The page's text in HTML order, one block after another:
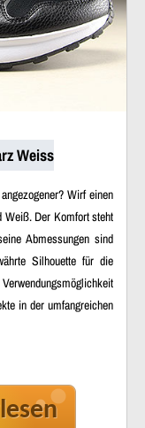
Weiss
Wirf einen
Der Komfort steht
Abmessungen sind
Silhouette für die
in der umfangreichen